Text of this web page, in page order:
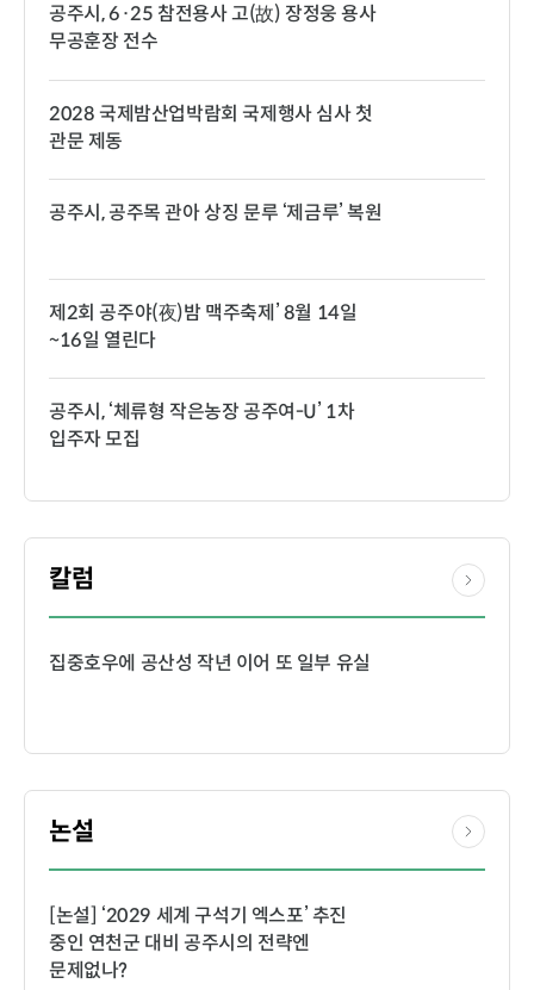
공주시, 6·25 참전용사 고(故) 장정웅 용사
무공훈장 전수
2028 국제밤산업박람회 국제행사 심사 첫
관문 제동
공주시, 공주목 관아 상징 문루 ‘제금루’ 복원
제2회 공주야(夜)밤 맥주축제’ 8월 14일
~16일 열린다
공주시, ‘체류형 작은농장 공주여-U’ 1차
입주자 모집
칼럼
집중호우에 공산성 작년 이어 또 일부 유실
논설
[논설] ‘2029 세계 구석기 엑스포’ 추진
중인 연천군 대비 공주시의 전략엔
문제없나?